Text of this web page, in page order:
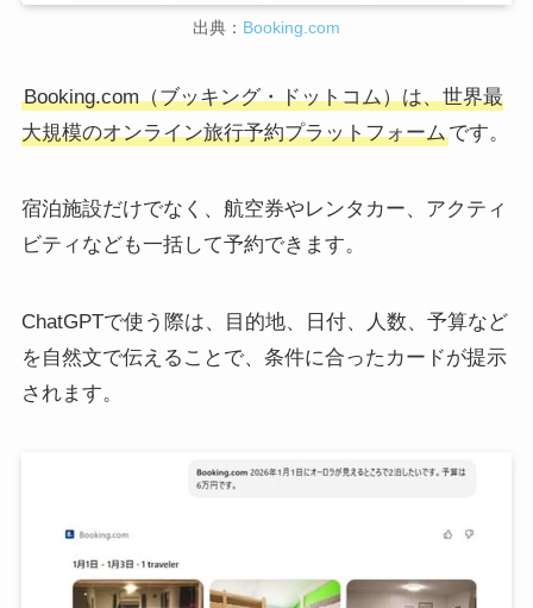
出典： Booking.com
Booking.com（ブッキング・ドットコム）は、世界最
大規模のオンライン旅行予約プラットフォームです。
宿泊施設だけでなく、航空券やレンタカー、アクティ
ビティなども一括して予約できます。
ChatGPTで使う際は、目的地、日付、人数、予算など
を自然文で伝えることで、条件に合ったカードが提示
されます。